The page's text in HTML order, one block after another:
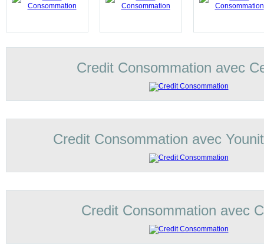
Credit Consommation avec
Credit Consommation avec
Credit Consommation avec